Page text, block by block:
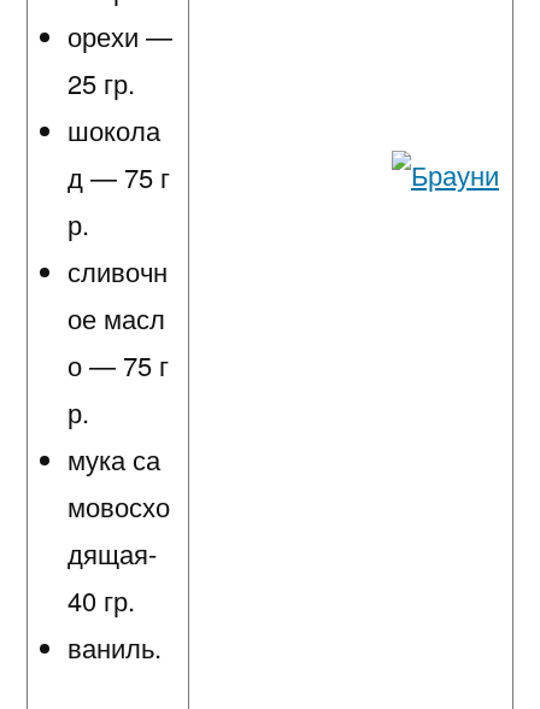
орехи —
25 гр.
шокола
д — 75 г
р.
сливочн
ое масл
о — 75 г
р.
мука са
мовосхо
дящая-
40 гр.
ваниль.